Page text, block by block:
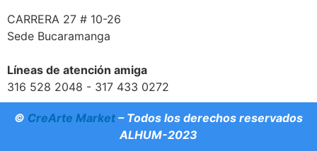
CARRERA 27 # 10-26
Sede Bucaramanga
Líneas de atención amiga
316 528 2048 - 317 433 0272
© CreArte Market – Todos los derechos reservados
ALHUM-2023